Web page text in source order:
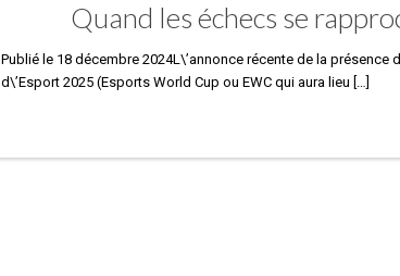
Quand les échecs se
Publié le 18 décembre 2024L\’annonce récente de la présence
d\’Esport 2025 (Esports World Cup ou EWC qui aura lieu